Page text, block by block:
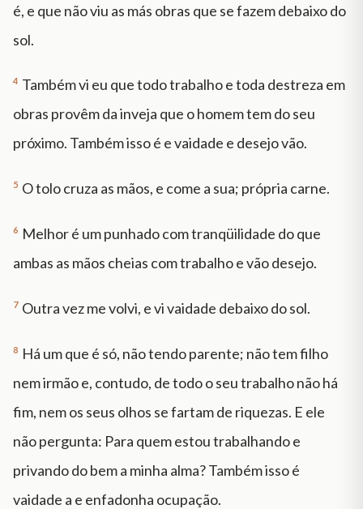
é, e que não viu as más obras que se fazem debaixo do
sol.
4 Também vi eu que todo trabalho e toda destreza em
obras provêm da inveja que o homem tem do seu
próximo. Também isso é e vaidade e desejo vão.
5 O tolo cruza as mãos, e come a sua; própria carne.
6 Melhor é um punhado com tranqüilidade do que
ambas as mãos cheias com trabalho e vão desejo.
7 Outra vez me volvi, e vi vaidade debaixo do sol.
8 Há um que é só, não tendo parente; não tem filho
nem irmão e, contudo, de todo o seu trabalho não há
fim, nem os seus olhos se fartam de riquezas. E ele
não pergunta: Para quem estou trabalhando e
privando do bem a minha alma? Também isso é
vaidade a e enfadonha ocupação.